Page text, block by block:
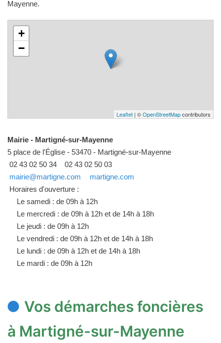
Mayenne.
+
−
Leaflet | ©OpenStreetMapcontributors
Mairie - Martigné-sur-Mayenne
5 place de l'Église - 53470 - Martigné-sur-Mayenne
02 43 02 50 34
02 43 02 50 03
mairie@martigne.com
martigne.com
Horaires d'ouverture :
Le samedi : de 09h à 12h
Le mercredi : de 09h à 12h et de 14h à 18h
Le jeudi : de 09h à 12h
Le vendredi : de 09h à 12h et de 14h à 18h
Le lundi : de 09h à 12h et de 14h à 18h
Le mardi : de 09h à 12h
Vos démarches foncières
à Martigné-sur-Mayenne